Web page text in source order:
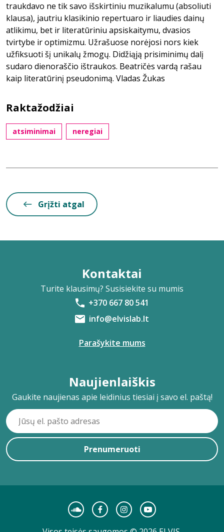
traukdavo ne tik savo išskirtiniu muzikalumu (absoliuti
klausa), jautriu klasikinio repertuaro ir liaudies dainų
atlikimu, bet ir literatūriniu apsiskaitymu, dvasios
tvirtybe ir optimizmu. Užrašuose norėjosi nors kiek
užfiksuoti šį unikalų žmogų. Didžiąją prisiminimų dalį
sudaro dienoraščio ištraukos. Beatričės vardą rašau
kaip literatūrinį pseudonimą. Vladas Žukas
Raktažodžiai
atsiminimai neregiai
Grįžti atgal
Kontaktai
Turite klausimų? Susisiekite su mumis
+370 667 80 541
info@elvislab.lt
Parašykite mums
Naujienlaiškis
Gaukite naujienas apie leidinius tiesiai į savo el. paštą!
Prenumeruoti